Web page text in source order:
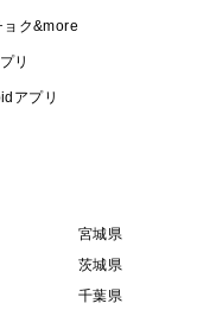
ョク&more
リ
アプリ
宮城県
茨城県
千葉県